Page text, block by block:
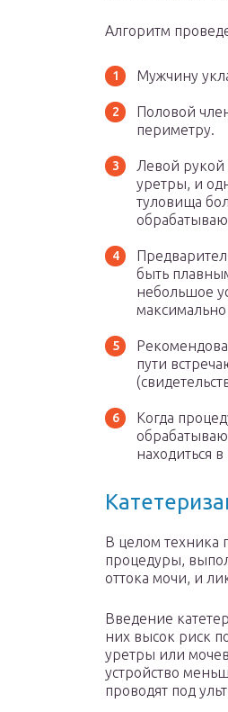
Алгоритм
Мужчину
Половой
периметру.
Левой рукой
уретры, и
туловища
быть
небольшое
максимально
пути
Когда
находиться
В целом техника
процедуры,
оттока мочи, и
Введение
них высок риск
уретры или
устройство
проводят под